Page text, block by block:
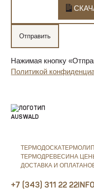
Нажимая кнопку
Политикой
ТЕРМОДОСКА
ТЕРМОДРЕВЕСИНА
ДОСТАВКА И ОПЛАТА
+7 (343) 311 22 22